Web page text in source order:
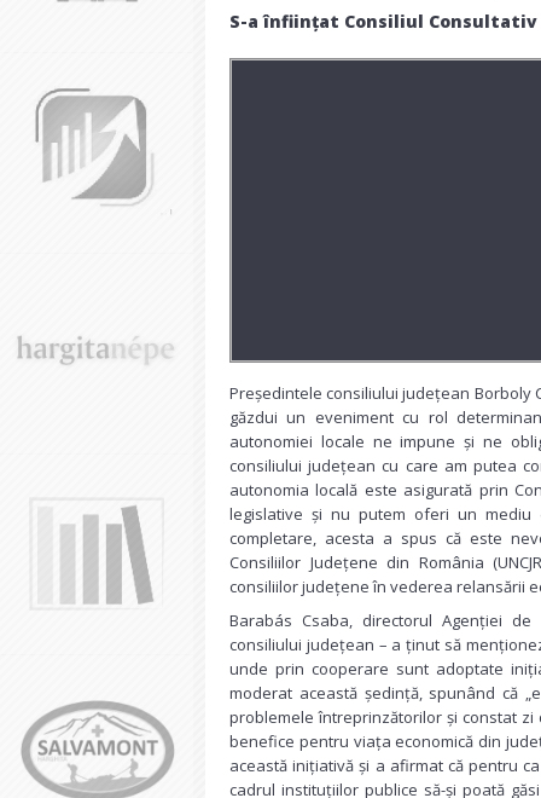
S-a înființat Consiliul
Președintele consiliului județean Borboly
găzdui un eveniment cu rol
autonomiei locale ne impune și ne
consiliului județean cu care am putea
autonomia locală este asigurată prin
legislative și nu putem oferi un mediu
completare, acesta a spus că este
Consiliilor Județene din România
consiliilor județene în vederea relansării
Barabás Csaba, directorul Agenției
consiliului județean – a ținut să
unde prin cooperare sunt adoptate
moderat această ședință, spunând că
problemele întreprinzătorilor și constat
benefice pentru viața economică din
această inițiativă și a afirmat că pentru
cadrul instituțiilor publice să-și poată